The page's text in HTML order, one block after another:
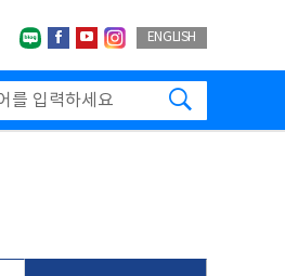
네이버블로그
페이스북
유투브인스타그랩
ENGLISH